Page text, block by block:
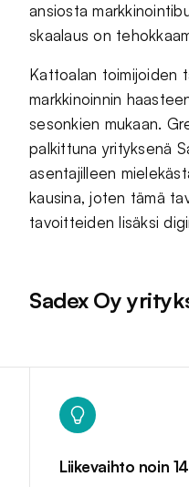
ansiosta
skaalaus on
Kattoalan toimijoiden
markkinoinnin
sesonkien mukaan.
palkittuna yrityksenä
asentajilleen
kausina, joten tämä
tavoitteiden lisäksi
Sadex Oy
Liikevaihto noin